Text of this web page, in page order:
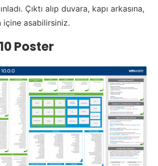
Çıktı alıp duvara, kapı arkasına,
içine asabilirsiniz.
Poster